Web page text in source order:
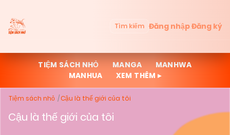
Tìm kiếm Đăng nhậpĐăng ký
TIỆM SÁCH NHỎ MANGA
MANHWA
MANHUA
XEM THÊM ▸
Tiệm sách nhỏ Cậu là thế giới của tôi
Cậu là thế giới của tôi